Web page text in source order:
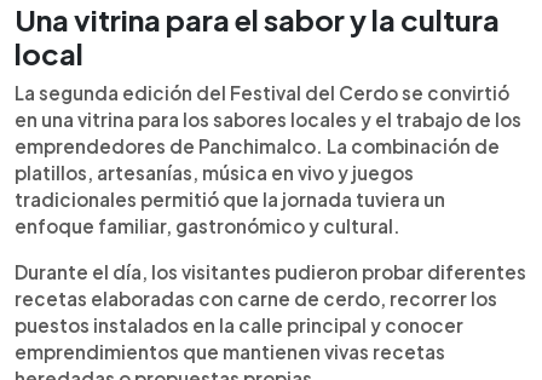
Una vitrina para el sabor y la cultura
local
La segunda edición del Festival del Cerdo se convirtió
en una vitrina para los sabores locales y el trabajo de los
emprendedores de Panchimalco. La combinación de
platillos, artesanías, música en vivo y juegos
tradicionales permitió que la jornada tuviera un
enfoque familiar, gastronómico y cultural.
Durante el día, los visitantes pudieron probar diferentes
recetas elaboradas con carne de cerdo, recorrer los
puestos instalados en la calle principal y conocer
emprendimientos que mantienen vivas recetas